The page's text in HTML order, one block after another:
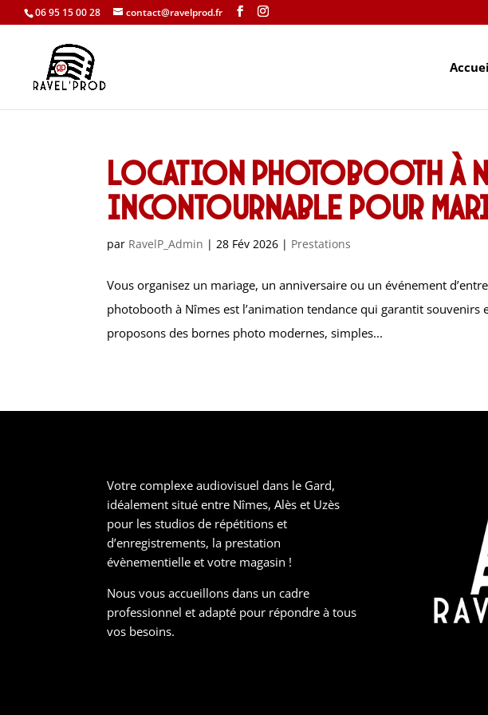
06 95 15 00 28 contact@ravelprod.fr
Location photobooth à
incontournable pour
par RavelP_Admin |28 Fév 2026 | Prestations
Vous organisez un mariage, un anniversaire ou un événement
photobooth à Nîmes est l’animation tendance qui garantit souvenirs
proposons des bornes photo modernes, simples...
Votre complexe audiovisuel dans le Gard,
idéalement situé entre Nîmes, Alès et Uzès
pour les studios de répétitions et
d’enregistrements, la prestation
évènementielle et votre magasin !
Nous vous accueillons dans un cadre
professionnel et adapté pour répondre à tous
vos besoins.